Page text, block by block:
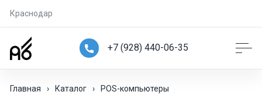
Краснодар
+7 (928) 440-06-35
Главная › Каталог › POS-компьютеры